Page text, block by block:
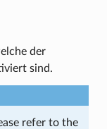
der
sind.
refer to the